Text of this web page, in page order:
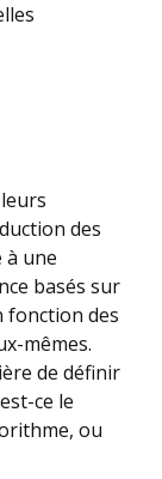
des
une
basés sur
fonction des
mêmes.
de définir
ce le
ou